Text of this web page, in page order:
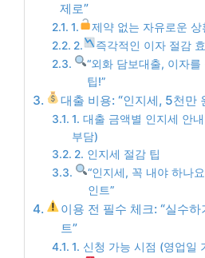
제로”
1.
제약 없는 자유로운 상
2.
즉각적인 이자 절감
“외화 담보대출, 이자
팁!”
대출 비용: “인지세, 5천만
1. 대출 금액별 인지세 안
부담)
2. 인지세 절감 팁
“인지세, 꼭 내야 하나
인트”
이용 전 필수 체크: “실수
트”
1. 신청 가능 시점 (영업일